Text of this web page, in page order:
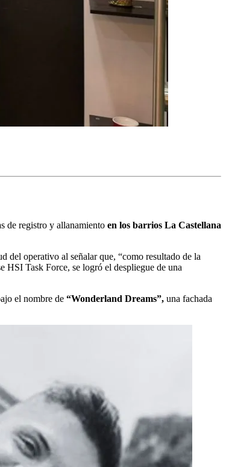
de registro y allanamiento en los barrios La Castellana
del operativo al señalar que, “como resultado de la
HSI Task Force, se logró el despliegue de una
el nombre de “Wonderland Dreams”, una fachada